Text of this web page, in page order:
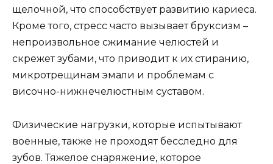
щелочной, что способствует развитию кариеса.
Кроме того, стресс часто вызывает бруксизм –
непроизвольное сжимание челюстей и
скрежет зубами, что приводит к их стиранию,
микротрещинам эмали и проблемам с
височно-нижнечелюстным суставом.
Физические нагрузки, которые испытывают
военные, также не проходят бесследно для
зубов. Тяжелое снаряжение, которое